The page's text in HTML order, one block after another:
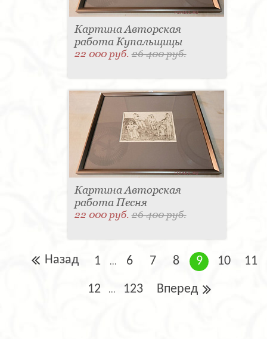
Картина Авторская
работа Купальщицы
22 000 руб.26 400 руб.
Картина Авторская
работа Песня
22 000 руб.26 400 руб.
Назад 1 ... 6 7 8 9 10 11
12 ... 123 Вперед